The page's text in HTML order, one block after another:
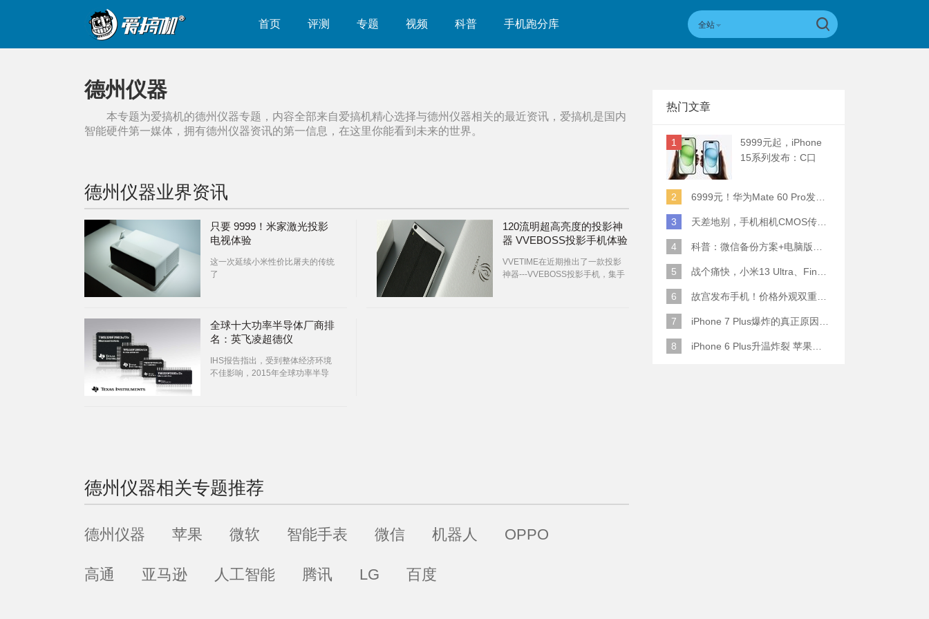
首页 评测 专题 视频 科普 手机跑分库 全站
德州仪器
本专题为爱搞机的德州仪器专题，内容全部来自爱搞机精心选择与德州仪器相关的最近资讯，爱搞机是国内
智能硬件第一媒体，拥有德州仪器资讯的第一信息，在这里你能看到未来的世界。
德州仪器业界资讯
只要 9999！米家激光投影
电视体验
这一次延续小米性价比屠夫的传统
了
120流明超高亮度的投影神
器 VVEBOSS投影手机体验
VVETIME在近期推出了一款投影
神器---VVEBOSS投影手机，集手
全球十大功率半导体厂商排
名：英飞凌超德仪
IHS报告指出，受到整体经济环境
不佳影响，2015年全球功率半导
德州仪器相关专题推荐
德州仪器 苹果 微软 智能手表 微信 机器人 OPPO
高通 亚马逊 人工智能 腾讯 LG 百度
热门文章
1
5999元起，iPhone
15系列发布：C口
2
6999元！华为Mate 60 Pro发布：麒麟9000S+卫星通话 (附初步跑分)
3 天差地别，手机相机CMOS传感器实际面积对比
4 科普：微信备份方案+电脑版丢失数据恢复指南
5 战个痛快，小米13 Ultra、Find X6 Pro、vivo X90 Pro+、小米12SU拍照横评
6 故宫发布手机！价格外观双重逆天！
7 iPhone 7 Plus爆炸的真正原因原来是这样
8 iPhone 6 Plus升温炸裂 苹果赔了一部全新的